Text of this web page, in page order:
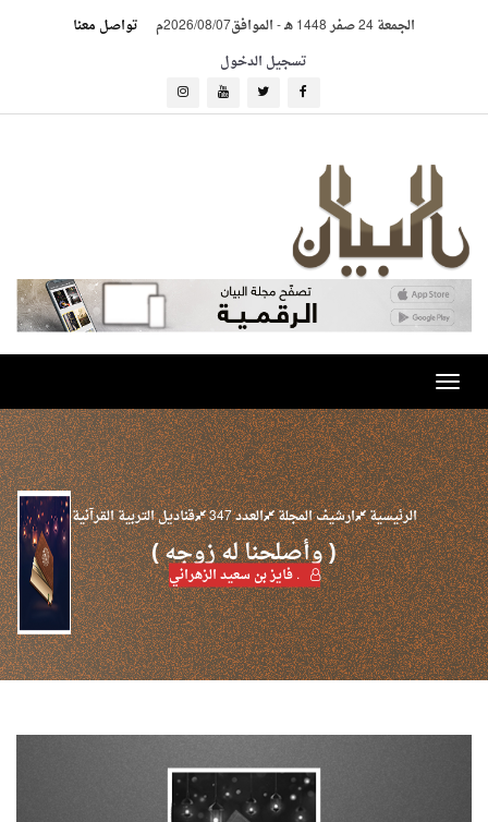
الجمعة 24 صفر 1448 هـ -الموافق2026/08/07م
تواصل معنا
تسجيل الدخول
Toggle
navigation
الرئيسية ارشيف المجلة العدد 347 قناديل التربية القرآنية
( وأصلحنا له زوجه )
. فايز بن سعيد الزهراني